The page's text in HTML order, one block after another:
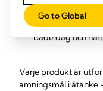
mellan
både dag och natt
Varje produkt är
amningsmål i åtanke
Go to Global